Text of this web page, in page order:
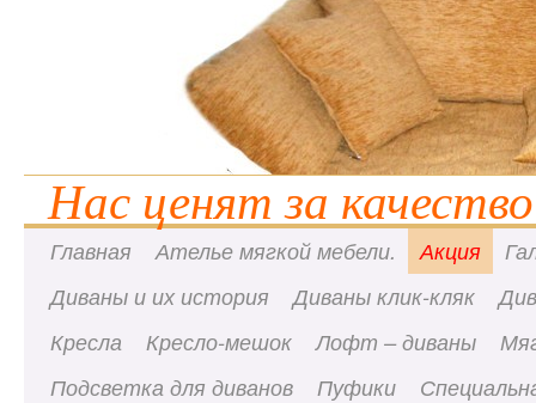
Нас ценят за
Главная Ателье мягкой мебели. Акция
Диваны и их история
Диваны клик-кляк
Кресла
Кресло-мешок Лофт – диваны
Подсветка для диванов
Пуфики